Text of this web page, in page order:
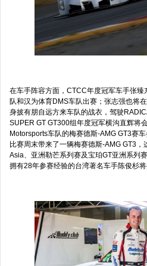
在车手阵容方面，CTCC年度冠军车手张臻
队和汉为体育DMS车队出赛；张志强也将
身披有朋自远方来车队的战衣，驾驶
SUPER GT GT300组年度冠军横沟直辉将
Motorsports车队的梅赛德斯-AMG GT3赛
比赛周末带来了一辆梅赛德斯-AMG GT3，
Asia、亚洲勒芒系列赛及宝珀GT亚洲系列
拥有28年参赛经验的台湾著名车手陈俊杉